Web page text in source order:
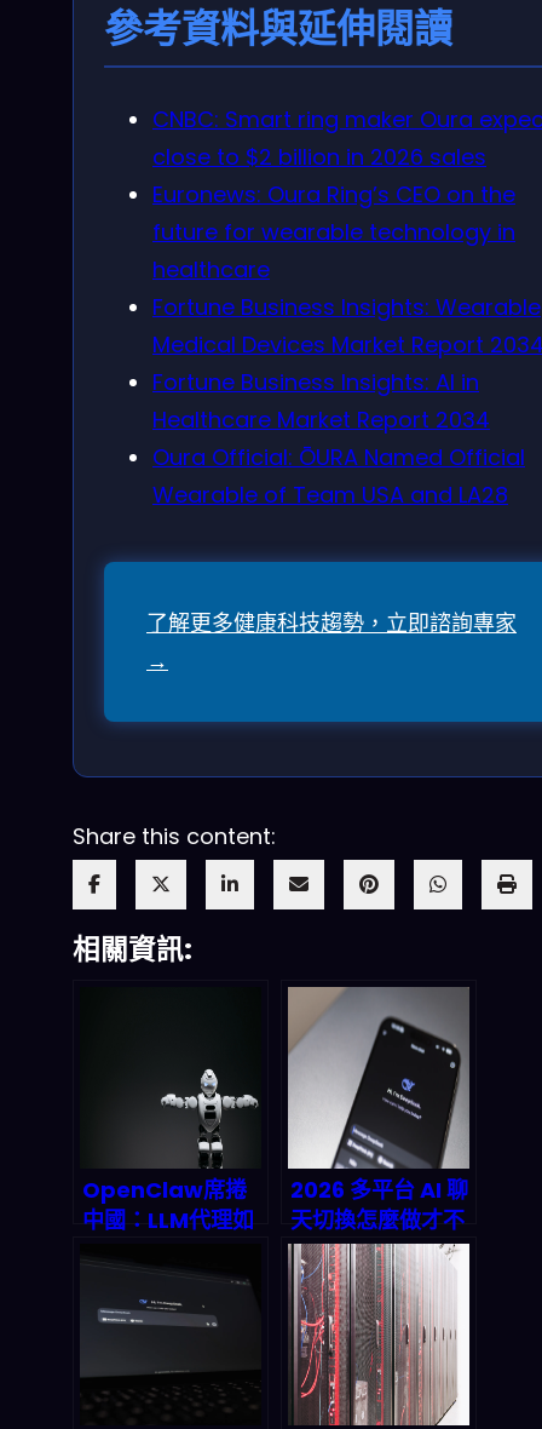
參考資料與延伸閱讀
CNBC: Smart ring maker Oura
close to $2 billion in 2026 sales
Euronews: Oura Ring’s CEO on the
future for wearable technology in
healthcare
Fortune Business Insights: Wearable
Medical Devices Market Report
Fortune Business Insights: AI in
Healthcare Market Report 2034
Oura Official: ŌURA Named Official
Wearable of Team USA and LA28
了解更多健康科技趨勢，立即諮詢專家
→
Share this content:
相關資訊:
OpenClaw席捲
中國：LLM代理如
與政府，又將如何
被監管反噬？
2026 多平台 AI 聊
天切換怎麼做才不
翻車？語義精確
度、偏見控管與
Agentic
Workflow 的關鍵
取捨